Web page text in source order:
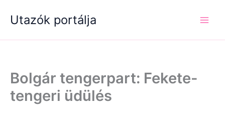
Utazók portálja
Bolgár tengerpart: Fekete-
tengeri üdülés